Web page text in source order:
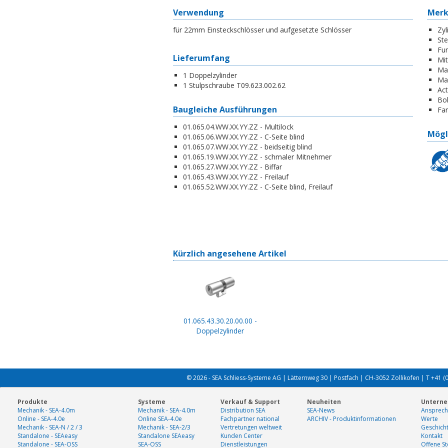
Verwendung
für 22mm Einsteckschlösser und aufgesetzte Schlösser
Lieferumfang
1 Doppelzylinder
1 Stulpschraube T09.623.002.62
Baugleiche Ausführungen
01.065.04.WW.XX.YY.ZZ - Multilock
01.065.06.WW.XX.YY.ZZ - C-Seite blind
01.065.07.WW.XX.YY.ZZ - beidseitig blind
01.065.19.WW.XX.YY.ZZ - schmaler Mitnehmer
01.065.27.WW.XX.YY.ZZ - Biffar
01.065.43.WW.XX.YY.ZZ - Freilauf
01.065.52.WW.XX.YY.ZZ - C-Seite blind, Freilauf
Kürzlich angesehene Artikel
01.065.43.30.20.00.00 -
Doppelzylinder
© 2026 - SEA Schliess-Systeme AG | Lätternweg 30 | Postfach | CH-3052 Zollikofen | T +41
Produkte
Mechanik - SEA-4.0m
Online - SEA-4.0e
Mechanik - SEA-N / 2 / 3
Standalone - SEAeasy
Standalone - SEA-OSS
Systeme
Mechanik - SEA-4.0m
Online SEA-4.0e
Mechanik - SEA-2/3
Standalone SEAeasy
SEA-OSS
Verkauf & Support
Distribution SEA
Fachpartner national
Vertretungen weltweit
Kunden Center
Dienstleistungen
Neuheiten
SEA-News
ARCHIV - Produktinformationen
Werte
Kontakt
Offene